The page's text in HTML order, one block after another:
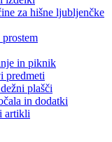
za hišne ljubljenčke
in piknik
predmeti
plašči
in dodatki
artikli